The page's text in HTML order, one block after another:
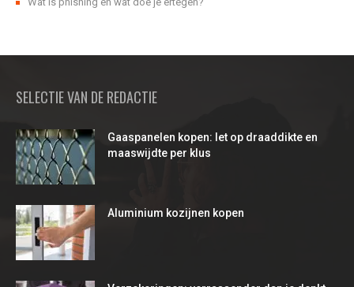
SELECTIE VAN DE REDACTIE
Gaaspanelen kopen: let op draaddikte en
maaswijdte per klus
Aluminium kozijnen kopen